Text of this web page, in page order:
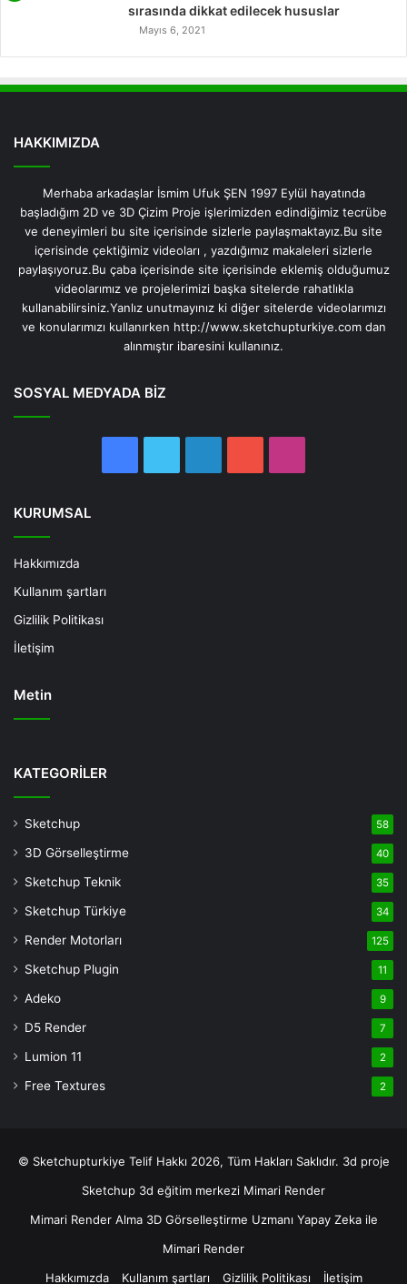
sırasında dikkat edilecek hususlar
Mayıs 6, 2021
HAKKIMIZDA
Merhaba arkadaşlar İsmim Ufuk ŞEN 1997 Eylül hayatında
başladığım 2D ve 3D Çizim Proje işlerimizden edindiğimiz tecrübe
ve deneyimleri bu site içerisinde sizlerle paylaşmaktayız.Bu site
içerisinde çektiğimiz videoları , yazdığımız makaleleri sizlerle
paylaşıyoruz.Bu çaba içerisinde site içerisinde eklemiş olduğumuz
videolarımız ve projelerimizi başka sitelerde rahatlıkla
kullanabilirsiniz.Yanlız unutmayınız ki diğer sitelerde videolarımızı
ve konularımızı kullanırken http://www.sketchupturkiye.com dan
alınmıştır ibaresini kullanınız.
SOSYAL MEDYADA BİZ
KURUMSAL
Hakkımızda
Kullanım şartları
Gizlilik Politikası
İletişim
Metin
Bonusu
Bonusu
casino
bonusu
veren
bonusu
veren
KATEGORİLER
Sketchup 58
3D Görselleştirme 40
Sketchup Teknik 35
Sketchup Türkiye 34
Render Motorları 125
Sketchup Plugin 11
Adeko 9
D5 Render 7
Lumion 11 2
Free Textures 2
© Sketchupturkiye Telif Hakkı 2026, Tüm Hakları Saklıdır. 3d proje
Sketchup 3d eğitim merkezi Mimari Render
Mimari Render Alma 3D Görselleştirme Uzmanı Yapay Zeka ile
Mimari Render
Hakkımızda
Kullanım şartları Gizlilik Politikası İletişim